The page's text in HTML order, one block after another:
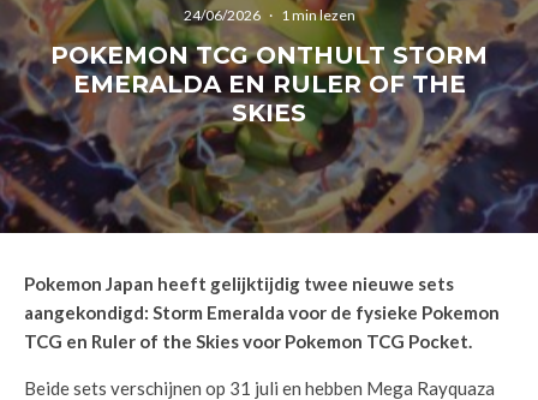
24/06/2026 · 1 min lezen
POKEMON TCG ONTHULT STORM
EMERALDA EN RULER OF THE
SKIES
Pokemon Japan heeft gelijktijdig twee nieuwe sets
aangekondigd: Storm Emeralda voor de fysieke Pokemon
TCG en Ruler of the Skies voor Pokemon TCG Pocket.
Beide sets verschijnen op 31 juli en hebben Mega Rayquaza